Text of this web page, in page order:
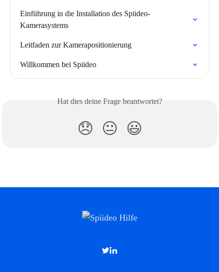
Einführung in die Installation des Spiideo-
Kamerasystems
Leitfaden zur Kamerapositionierung
Willkommen bei Spiideo
Hat dies deine Frage beantwortet?
😞 😐 😃